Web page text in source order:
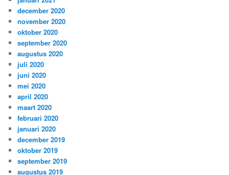
december 2020
november 2020
oktober 2020
september 2020
augustus 2020
juli 2020
juni 2020
mei 2020
april 2020
maart 2020
februari 2020
januari 2020
december 2019
oktober 2019
september 2019
augustus 2019